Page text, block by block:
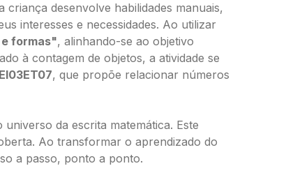
desenvolve habilidades manuais,
interesses e necessidades. Ao utilizar
formas", alinhando-se ao objetivo
à contagem de objetos, a atividade se
EI03ET07, que propõe relacionar números
da escrita matemática. Este
Ao transformar o aprendizado do
a passo, ponto a ponto.